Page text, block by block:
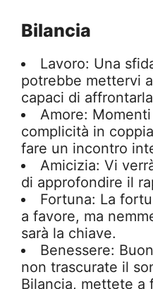
Bilancia
Lavoro: Una
potrebbe mettervi
capaci di
Amore:
complicità in
fare un incontro
Amicizia: Vi
di approfondire il
Fortuna: La
a favore, ma
sarà la chiave.
Benessere:
non trascurate il
Bilancia, mettete a